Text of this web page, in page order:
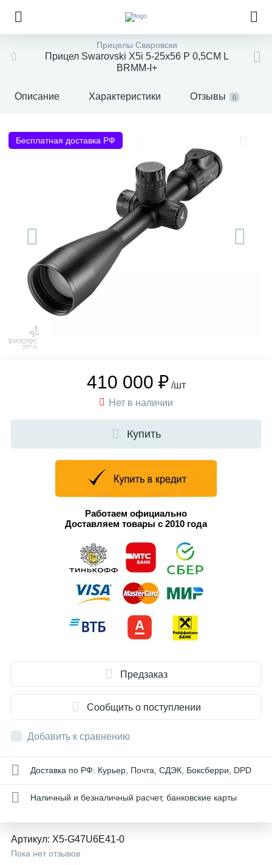
Прицелы Сваровски
Прицел Swarovski X5i 5-25x56 P 0,5CM L
BRMM-I+
Описание Характеристики Отзывы 0
Бесплатная доставка РФ
410 000 ₽ /шт
Нет в наличии
Купить
Работаем официально
Доставляем товары с 2010 года
Предзаказ
Сообщить о поступлении
Добавить к сравнению
Доставка по РФ: Курьер, Почта, СДЭК, Боксберри, DPD
Наличный и безналичный расчет, банковские карты
Артикул: X5-G47U6E41-0
Пока нет отзывов